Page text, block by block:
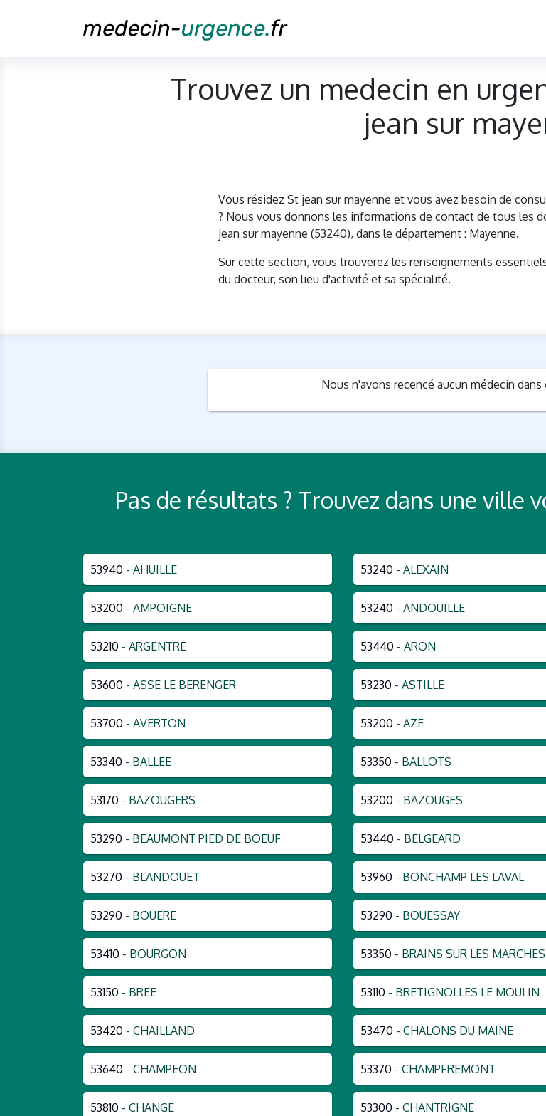
Trouvez un medecin en
jean sur
Vous résidez St jean sur mayenne et vous avez besoin de
? Nous vous donnons les informations de contact de tous les
jean sur mayenne (53240), dans le département : Mayenne.
Sur cette section, vous trouverez les renseignements
du docteur, son lieu d'activité et sa spécialité.
Nous n'avons recencé aucun médecin
Pas de résultats ? Trouvez dans une ville
53940 - AHUILLE 53240 - ALEXAIN
53200 - AMPOIGNE 53240 - ANDOUILLE
53210 - ARGENTRE 53440 - ARON
53600 - ASSE LE BERENGER 53230 - ASTILLE
53700 - AVERTON 53200 - AZE
53340 - BALLEE 53350 - BALLOTS
53170 - BAZOUGERS 53200 - BAZOUGES
53290 - BEAUMONT PIED DE BOEUF 53440 - BELGEARD
53270 - BLANDOUET 53960 - BONCHAMP LES LAVAL
53290 - BOUERE 53290 - BOUESSAY
53410 - BOURGON 53350 - BRAINS SUR LES MARCHES
53150 - BREE 53110 - BRETIGNOLLES LE MOULIN
53420 - CHAILLAND 53470 - CHALONS DU MAINE
53640 - CHAMPEON 53370 - CHAMPFREMONT
53810 - CHANGE 53300 - CHANTRIGNE